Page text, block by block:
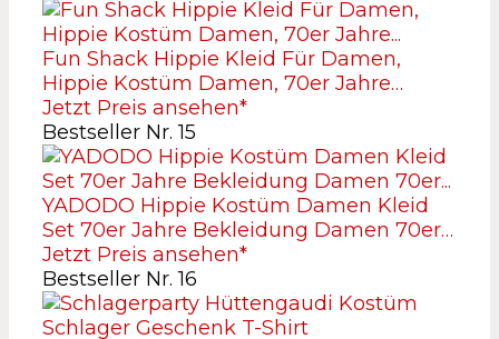
Fun Shack Hippie Kleid Für Damen,
Hippie Kostüm Damen, 70er Jahre…
Jetzt Preis ansehen*
Bestseller Nr. 15
YADODO Hippie Kostüm Damen Kleid
Set 70er Jahre Bekleidung Damen 70er…
Jetzt Preis ansehen*
Bestseller Nr. 16